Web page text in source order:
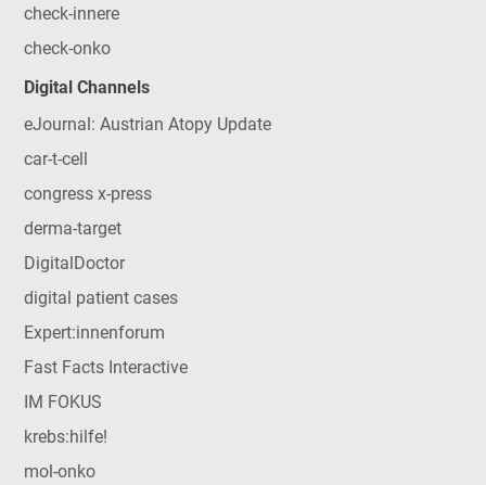
check-innere
check-onko
Digital Channels
eJournal: Austrian Atopy Update
car-t-cell
congress x-press
derma-target
DigitalDoctor
digital patient cases
Expert:innenforum
Fast Facts Interactive
IM FOKUS
krebs:hilfe!
mol-onko